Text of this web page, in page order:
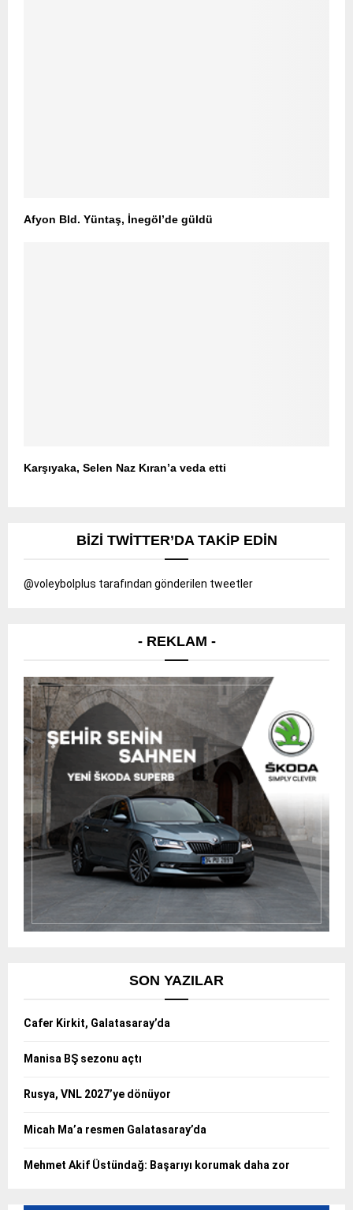
Afyon Bld. Yüntaş, İnegöl’de güldü
Karşıyaka, Selen Naz Kıran’a veda etti
BIZI TWITTER’DA TAKIP EDIN
@voleybolplus tarafından gönderilen tweetler
- REKLAM -
SON YAZILAR
Cafer Kirkit, Galatasaray’da
Manisa BŞ sezonu açtı
Rusya, VNL 2027’ye dönüyor
Micah Ma’a resmen Galatasaray’da
Mehmet Akif Üstündağ: Başarıyı korumak daha zor